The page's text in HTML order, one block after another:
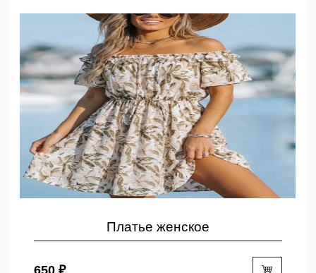
Платье женское
650 ₽